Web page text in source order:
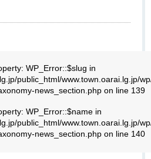
WP_Error::$slug in
public_html/www.town.oarai.lg.jp/
news_section.phpon line 139
WP_Error::$name in
public_html/www.town.oarai.lg.jp/
news_section.phpon line 140